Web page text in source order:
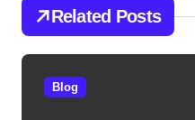
g
Related Posts
Blog